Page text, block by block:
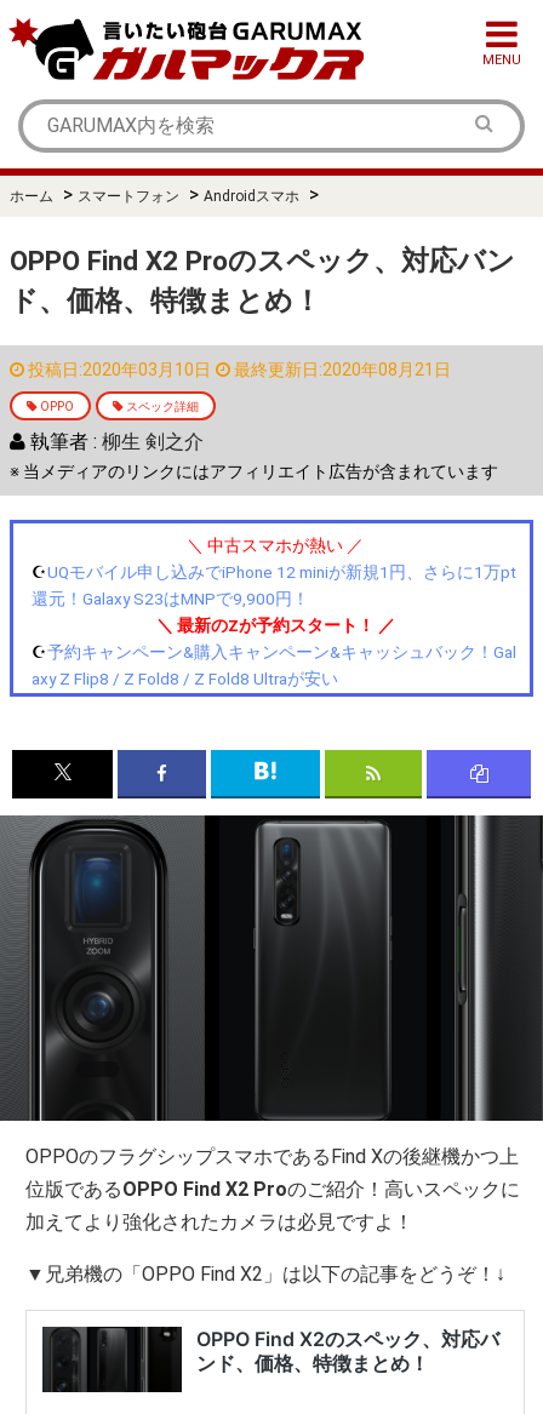
MENU
ホーム > スマートフォン > Androidスマホ >
OPPO Find X2 Proのスペック、対応バン
ド、価格、特徴まとめ！
投稿日:2020年03月10日 最終更新日:2020年08月21日
OPPO スペック詳細
執筆者 : 柳生 剣之介
※ 当メディアのリンクにはアフィリエイト広告が含まれています
＼ 中古スマホが熱い ／
☪️UQモバイル申し込みでiPhone 12 miniが新規1円、さらに1万pt
還元！Galaxy S23はMNPで9,900円！
＼ 最新のZが予約スタート！ ／
☪️予約キャンペーン&購入キャンペーン&キャッシュバック！Gal
axy Z Flip8 / Z Fold8 / Z Fold8 Ultraが安い
OPPOのフラグシップスマホであるFind Xの後継機かつ上
位版であるOPPO Find X2 Proのご紹介！高いスペックに
加えてより強化されたカメラは必見ですよ！
▼兄弟機の「OPPO Find X2」は以下の記事をどうぞ！↓